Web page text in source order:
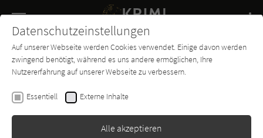
SUCHE
Buch-
Entdecker
Forum Charts
Sabina Altermatt
Jagdgeflüster
Erschienen: Januar 2015 Bibliogr. Angaben
Datenschutzeinstellungen
Auf unserer Webseite werden Cookies verwendet. Einige davon werden
zwingend benötigt, während es uns andere ermöglichen, Ihre
Nutzererfahrung auf unserer Webseite zu verbessern.
Essentiell Externe Inhalte
Alle akzeptieren